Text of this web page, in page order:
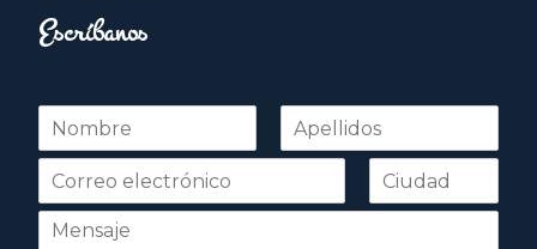
Escríbanos
N
m
r
Nombre Apellidos